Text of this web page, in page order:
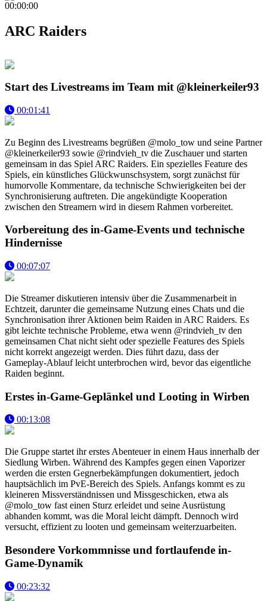
00:00:00
ARC Raiders
Start des Livestreams im Team mit @kleinerkeiler93
00:01:41
Zu Beginn des Livestreams begrüßen @molo_tow und seine Partner
@kleinerkeiler93 sowie @rindvieh_tv die Zuschauer und starten
gemeinsam in das Spiel ARC Raiders. Ein spezielles Feature des
Spiels, ein künstliches Glückwunschsystem, sorgt zunächst für
humorvolle Kommentare, da technische Schwierigkeiten bei der
Synchronisierung auftreten. Die angekündigte Kooperation
zwischen den Streamern wird in diesem Rahmen vorbereitet.
Vorbereitung des in-Game-Events und technische
Hindernisse
00:07:07
Die Streamer diskutieren intensiv über die Zusammenarbeit in
Echtzeit, darunter die gemeinsame Nutzung eines Chats und die
Synchronisation ihrer Aktionen beim Raiden in ARC Raiders. Es
gibt leichte technische Probleme, etwa wenn @rindvieh_tv den
gemeinsamen Chat nicht sieht oder spezielle Features des Spiels
nicht korrekt angezeigt werden. Dies führt dazu, dass der
Gameplay-Ablauf leicht unterbrochen wird, bevor das eigentliche
Raiden beginnt.
Erstes in-Game-Geplänkel und Looting in Wirben
00:13:08
Die Gruppe startet ihr erstes Abenteuer in einem Haus innerhalb der
Siedlung Wirben. Während des Kampfes gegen einen Vaporizer
werden die ersten Gegnerbekämpfungen dokumentiert, jedoch
hauptsächlich im PvE-Bereich des Spiels. Anfangs kommt es zu
kleineren Missverständnissen und Missgeschicken, etwa als
@molo_tow fast einen Sturz erleidet und seine Ausrüstung
abhanden kommt, was die Moral leicht dämpft. Dennoch wird
versucht, effizient zu looten und gemeinsam weiterzuarbeiten.
Besondere Vorkommnisse und fortlaufende in-
Game-Dynamik
00:23:32